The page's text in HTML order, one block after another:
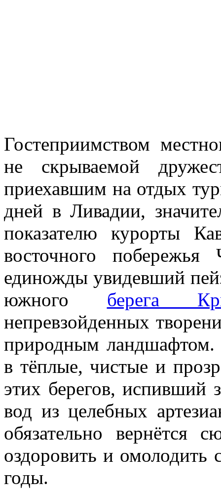
Гостеприимством
не скрываемой
приехавшим на отдых
дней в Ливадии,
показателю курорты
восточного
единожды увидевший
южного берега
непревзойденных
природным ландшафтом.
в тёплые, чистые и
этих берегов, испивший
вод из целебных
обязательно
оздоровить и
годы.